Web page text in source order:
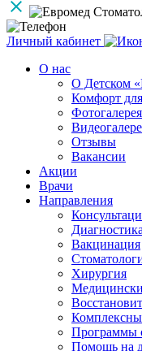
Личный кабинет
О нас
О Детском
Комфорт
Фотогалерея
Отзывы
Вакансии
Акции
Врачи
Направления
Диагностика
Вакцинация
Хирургия
Программы
Помощь на